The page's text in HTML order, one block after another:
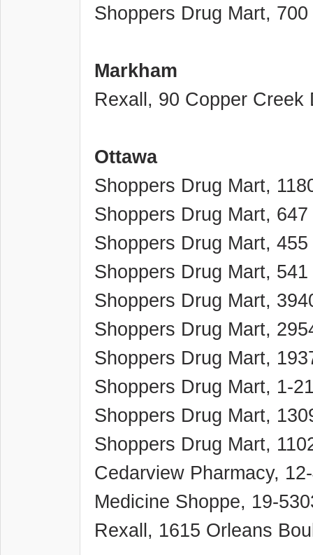
Shoppers Drug Mart,
Markham
Rexall, 90 Copper Creek
Ottawa
Shoppers Drug Mart,
Shoppers Drug Mart,
Shoppers Drug Mart,
Shoppers Drug Mart,
Shoppers Drug Mart,
Shoppers Drug Mart,
Shoppers Drug Mart,
Shoppers Drug Mart, 1-
Shoppers Drug Mart,
Shoppers Drug Mart,
Cedarview Pharmacy,
Medicine Shoppe, 19-
Rexall, 1615 Orleans